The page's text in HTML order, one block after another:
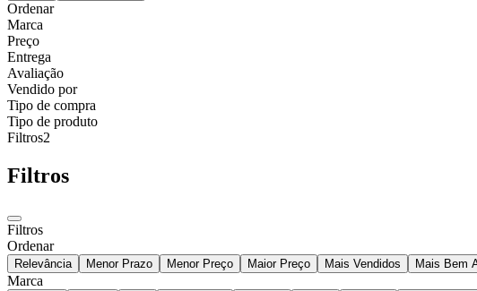
Ordenar
Marca
Preço
Entrega
Avaliação
Vendido por
Tipo de compra
Tipo de produto
Filtros2
Filtros
Filtros
Ordenar
Relevância Menor Prazo Menor Preço Maior Preço Mais Vendidos Mais Bem
Marca